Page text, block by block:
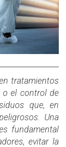
tratamientos
o el control de
que, en
Una
fundamental
evitar la